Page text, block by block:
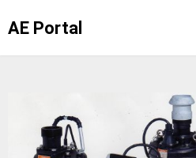
toAE Portal